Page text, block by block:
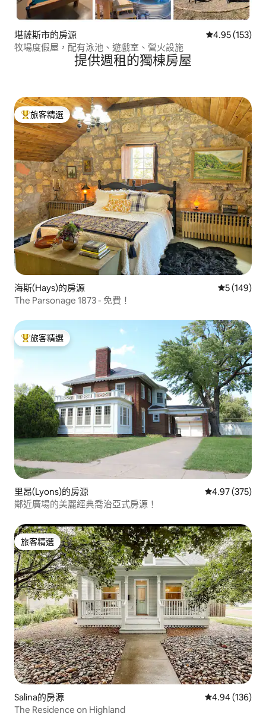
堪薩斯市的房源 從 153 則評價
4.95 (153)
牧場度假屋，配有泳池、遊戲室、營火設施
提供週租的獨棟房屋
旅客精選榜首
旅客精選
海斯(Hays)的房源 從 149 則評
5 (149)
The Parsonage 1873 - 免費！
旅客精選榜首
旅客精選
里昂(Lyons)的房源 從 375 則評價
4.97 (375)
鄰近廣場的美麗經典喬治亞式房源！
旅客精選
旅客精選
Salina的房源 從 136 則評價
4.94 (136)
The Residence on Highland